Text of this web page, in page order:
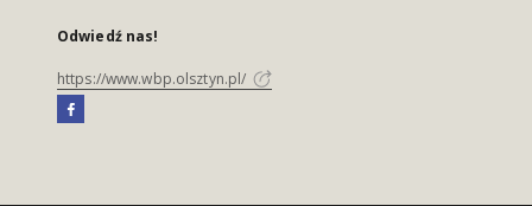
Odwiedź nas!
https://www.wbp.olsztyn.pl/